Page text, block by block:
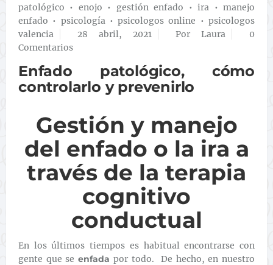
patológico • enojo • gestión enfado •ira •manejo
enfado • psicología•psicologos online •psicologos
valencia
28 abril, 2021 Por Laura
0
Comentarios
Enfado patológico, cómo
controlarlo y prevenirlo
Gestión y manejo
del enfado o la ira a
través de la terapia
cognitivo
conductual
En los últimos tiempos es habitual encontrarse con
gente que seenfada por todo. De hecho, en nuestro